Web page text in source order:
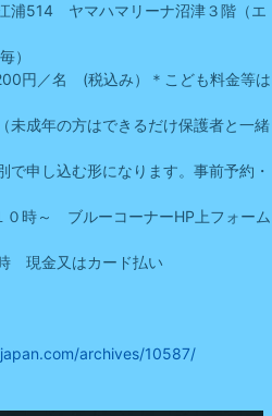
514 ヤマハマリーナ沼津３階（エ
）
円／名 (税込み）＊こども料金等は
成年の方はできるだけ保護者と一緒
申し込む形になります。事前予約・
ブルーコーナーHP上フォーム
現金又はカード払い
archives/10587/